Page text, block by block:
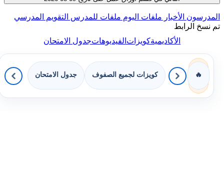
المدرسون الأخبار ملفات اليوم ملفات للمدرس التقويم المدرسي
تم نسخ الرابط
الأكاديميةكويزاتالفيديوهاتجدول الامتحان
🔥 كويزات لجميع الصفوف جدول الامتحان